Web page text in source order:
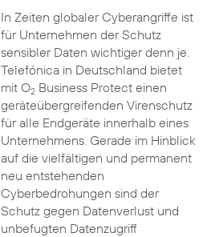
In Zeiten globaler Cyberangriffe ist
für Unternehmen der Schutz
sensibler Daten wichtiger denn je.
Telefónica in Deutschland bietet
mit O2Business Protect einen
geräteübergreifenden Virenschutz
für alle Endgeräte innerhalb eines
Unternehmens. Gerade im Hinblick
auf die vielfältigen und permanent
neu entstehenden
Cyberbedrohungen sind der
Schutz gegen Datenverlust und
unbefugten Datenzugriff